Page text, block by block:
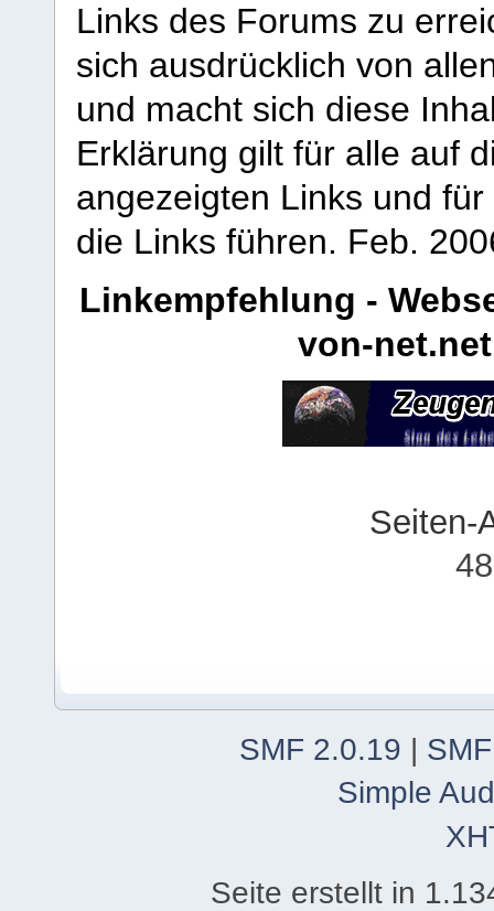
Links des Forums zu
sich ausdrücklich von
und macht sich diese
Erklärung gilt für alle auf
angezeigten Links und
die Links führen. Feb.
Linkempfehlung -
von-net.net
Seiten-
SMF 2.0.19 |
Simple
Seite erstellt in